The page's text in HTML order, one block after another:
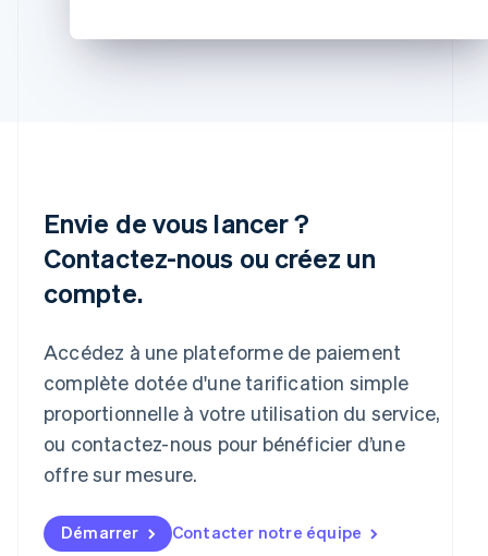
Envie de vous lancer ?
Contactez-nous ou créez un
compte.
Accédez à une plateforme de paiement
complète dotée d'une tarification simple
proportionnelle à votre utilisation du service,
ou contactez-nous pour bénéficier d’une
offre sur mesure.
Démarrer Contacter notre équipe
English
Portugal
PortuguêsEnglish
R.A.S. de Hong Kong, Chine
République tchèque
English
Roumanie
English
Royaume-Uni
English
Singapour
Slovaquie
English